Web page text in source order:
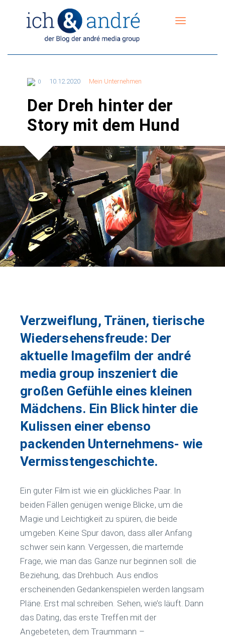
0 10.12.2020 Mein Unternehmen
Der Dreh hinter der
Story mit dem Hund
Verzweiflung, Tränen, tierische
Wiedersehensfreude: Der
aktuelle Imagefilm der andré
media group inszeniert die
großen Gefühle eines kleinen
Mädchens. Ein Blick hinter die
Kulissen einer ebenso
packenden Unternehmens- wie
Vermisstengeschichte.
Ein guter Film ist wie ein glückliches Paar. In
beiden Fällen genügen wenige Blicke, um die
Magie und Leichtigkeit zu spüren, die beide
umgeben. Keine Spur davon, dass aller Anfang
schwer sein kann. Vergessen, die marternde
Frage, wie man das Ganze nur beginnen soll: die
Beziehung, das Drehbuch. Aus endlos
erscheinenden Gedankenspielen werden langsam
Pläne. Erst mal schreiben. Sehen, wie’s läuft. Dann
das Dating, das erste Treffen mit der
Angebeteten, dem Traummann –